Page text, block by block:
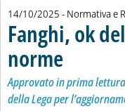
14/10/2025 - Normativa e
Fanghi, ok
norme . Sottotitolo:
Approvato in prima
della Lega per